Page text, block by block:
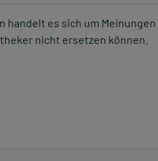
handelt es sich um
nicht ersetzen können.